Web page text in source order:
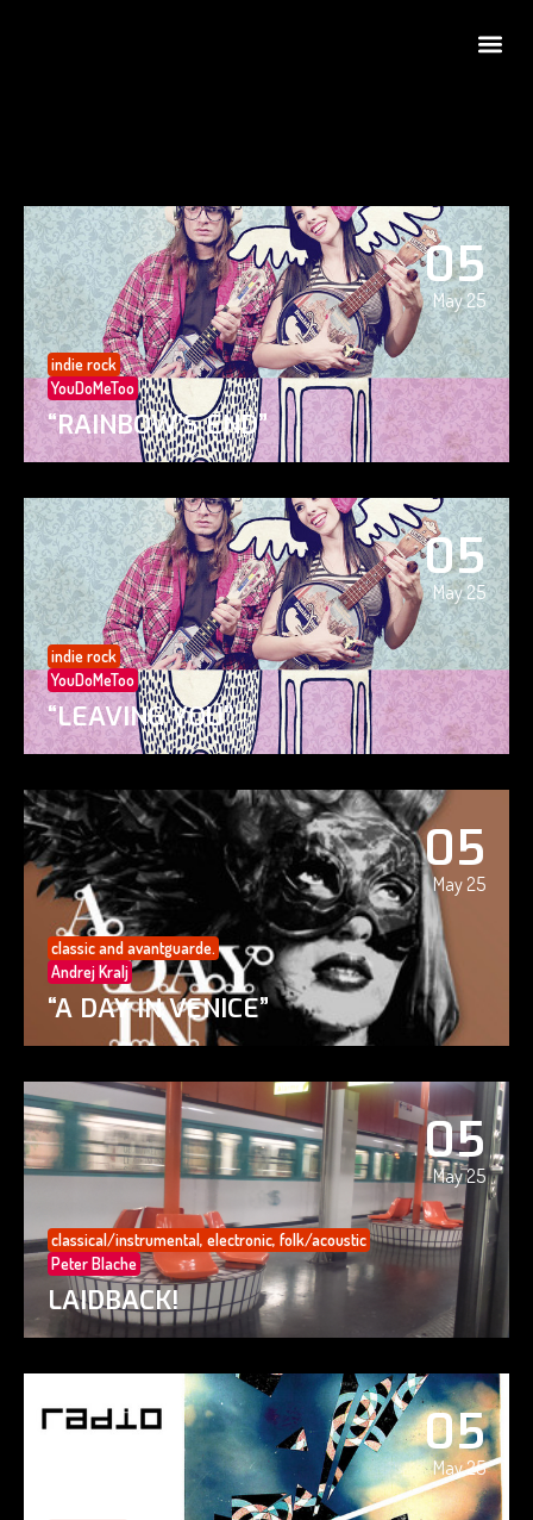
05
May 25
indie rock
YouDoMeToo
“RAINBOW’S END”
05
May 25
indie rock
YouDoMeToo
“LEAVING YOU”
05
May 25
classic and avantguarde.
Andrej Kralj
“A DAY IN VENICE”
05
May 25
classical/instrumental, electronic, folk/acoustic
Peter Blache
LAIDBACK!
05
May 25